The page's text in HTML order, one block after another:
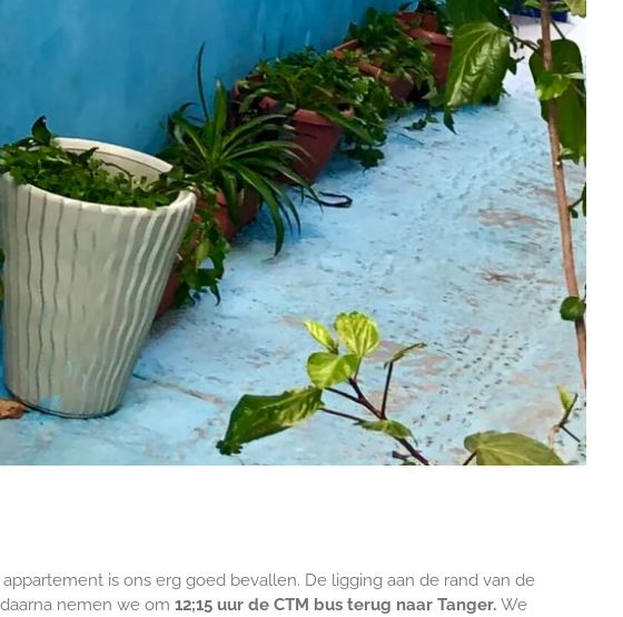
is ons erg goed bevallen. De ligging aan de rand van de
nemen we om 12;15 uur de CTM bus terug naar Tanger. We